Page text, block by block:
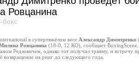
Ровцанина
бокс
в супертяжёлом весе Александр Димитренко
Ровцанина (18-0, 12 КО), сообщает
Редзовичем, однако тот получил травму, и встречу
возвращение на ринг до следующего года.